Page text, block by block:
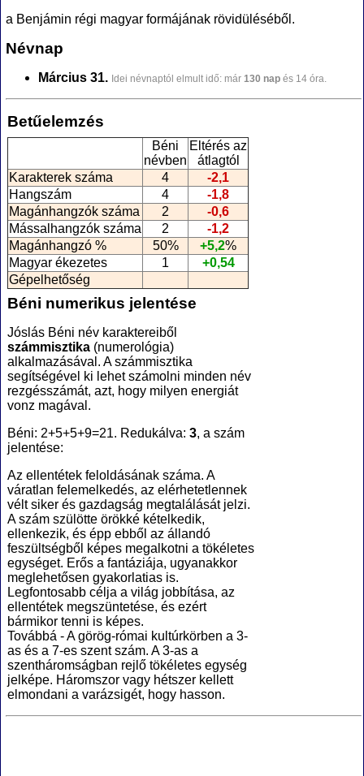
a Benjámin régi magyar formájának rövidüléséből.
Névnap
Március 31. Idei névnaptól elmult idő: már 130 nap és 14 óra.
Betűelemzés
Béni
névben
Eltérés az
átlagtól
Karakterek száma
4
-2,1
Hangszám
4
-1,8
Magánhangzók száma
2
-0,6
Mássalhangzók száma
2
-1,2
Magánhangzó %
50% +5,2%
Magyar ékezetes
1
+0,54
Gépelhetőség
Béni numerikus jelentése
Jóslás Béni név karaktereiből
számmisztika (numerológia)
alkalmazásával. A számmisztika
segítségével ki lehet számolni minden név
rezgésszámát, azt, hogy milyen energiát
vonz magával.
Béni: 2+5+5+9=21. Redukálva: 3, a szám
jelentése:
Az ellentétek feloldásának száma. A
váratlan felemelkedés, az elérhetetlennek
vélt siker és gazdagság megtalálását jelzi.
A szám szülötte örökké kételkedik,
ellenkezik, és épp ebből az állandó
feszültségből képes megalkotni a tökéletes
egységet. Erős a fantáziája, ugyanakkor
meglehetősen gyakorlatias is.
Legfontosabb célja a világ jobbítása, az
ellentétek megszüntetése, és ezért
bármikor tenni is képes.
Továbbá - A görög-római kultúrkörben a 3-
as és a 7-es szent szám. A 3-as a
szentháromságban rejlő tökéletes egység
jelképe. Háromszor vagy hétszer kellett
elmondani a varázsigét, hogy hasson.